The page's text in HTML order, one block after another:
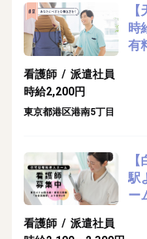
時
有
看護師 / 派遣社員
時給2,200円
東京都港区港南5丁目
駅
ー
看護師 / 派遣社員